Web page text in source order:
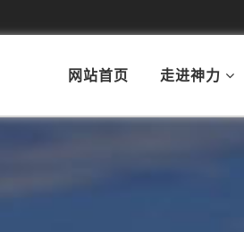
网站首页 走进神力